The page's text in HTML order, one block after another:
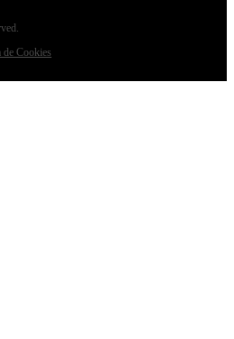
de Cookies